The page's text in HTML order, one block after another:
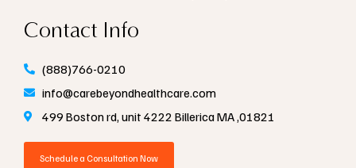
Contact Info
(888)766-0210
info@carebeyondhealthcare.com
499 Boston rd, unit 4222 Billerica MA ,01821
Schedule a Consultation Now